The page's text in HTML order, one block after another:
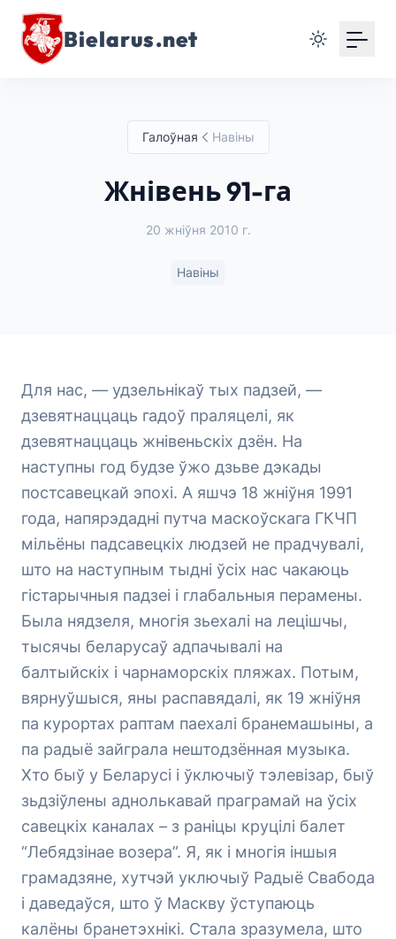
Bielarus.net
Галоўная Навіны
Жнівень 91-га
20 жніўня 2010 г.
Навіны
Для нас, — удзельнікаў тых падзей, —
дзевятнаццаць гадоў праляцелі, як
дзевятнаццаць жнівеньскіх дзён. На
наступны год будзе ўжо дзьве дэкады
постсавецкай эпохі. А яшчэ 18 жніўня 1991
года, напярэдадні путча маскоўскага ГКЧП
мільёны падсавецкіх людзей не прадчувалі,
што на наступным тыдні ўсіх нас чакаюць
гістарычныя падзеі і глабальныя перамены.
Была нядзеля, многія зьехалі на лецішчы,
тысячы беларусаў адпачывалі на
балтыйскіх і чарнаморскіх пляжах. Потым,
вярнуўшыся, яны распавядалі, як 19 жніўня
па курортах раптам паехалі бранемашыны, а
па радыё зайграла нештодзённая музыка.
Хто быў у Беларусі і ўключыў тэлевізар, быў
зьдзіўлены аднолькавай праграмай на ўсіх
савецкіх каналах – з раніцы круцілі балет
“Лебядзінае возера”. Я, як і многія іншыя
грамадзяне, хутчэй уключыў Радыё Свабода
і даведаўся, што ў Маскву ўступаюць
калёны бранетэхнікі. Стала зразумела, што